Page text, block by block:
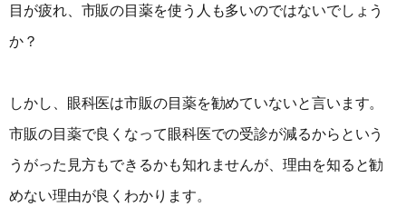
目が疲れ、市販の目薬を使う人も多いのではないでしょう
か？
しかし、眼科医は市販の目薬を勧めていないと言います。
市販の目薬で良くなって眼科医での受診が減るからという
うがった見方もできるかも知れませんが、理由を知ると勧
めない理由が良くわかります。